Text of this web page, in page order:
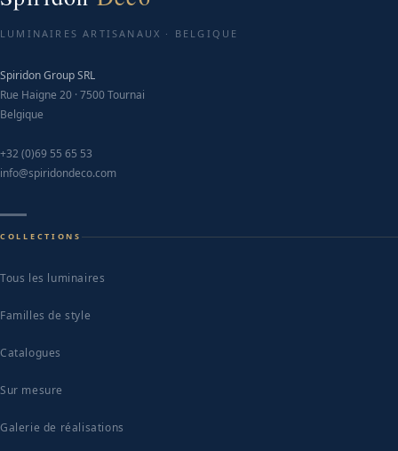
LUMINAIRES ARTISANAUX · BELGIQUE
Spiridon Group SRL
Rue Haigne 20 · 7500 Tournai
Belgique
+32 (0)69 55 65 53
info@spiridondeco.com
COLLECTIONS
Tous les luminaires
Familles de style
Catalogues
Sur mesure
Galerie de réalisations